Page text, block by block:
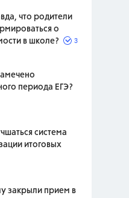
что родители
о
в школе?
3
периода ЕГЭ?
система
итоговых
закрыли прием в